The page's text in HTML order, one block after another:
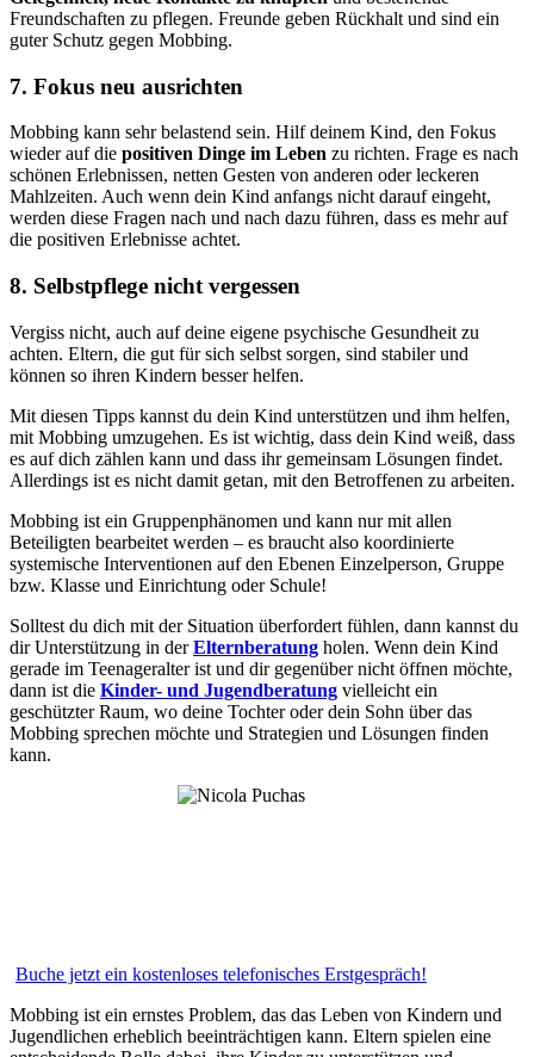
Freundschaften zu pflegen. Freunde geben Rückhalt und sind ein
guter Schutz gegen Mobbing.
7. Fokus neu ausrichten
Mobbing kann sehr belastend sein. Hilf deinem Kind, den Fokus
wieder auf die positiven Dinge im Leben zu richten. Frage es nach
schönen Erlebnissen, netten Gesten von anderen oder leckeren
Mahlzeiten. Auch wenn dein Kind anfangs nicht darauf eingeht,
werden diese Fragen nach und nach dazu führen, dass es mehr auf
die positiven Erlebnisse achtet.
8. Selbstpflege nicht vergessen
Vergiss nicht, auch auf deine eigene psychische Gesundheit zu
achten. Eltern, die gut für sich selbst sorgen, sind stabiler und
können so ihren Kindern besser helfen.
Mit diesen Tipps kannst du dein Kind unterstützen und ihm helfen,
mit Mobbing umzugehen. Es ist wichtig, dass dein Kind weiß, dass
es auf dich zählen kann und dass ihr gemeinsam Lösungen findet.
Allerdings ist es nicht damit getan, mit den Betroffenen zu arbeiten.
Mobbing ist ein Gruppenphänomen und kann nur mit allen
Beteiligten bearbeitet werden – es braucht also koordinierte
systemische Interventionen auf den Ebenen Einzelperson, Gruppe
bzw. Klasse und Einrichtung oder Schule!
Solltest du dich mit der Situation überfordert fühlen, dann kannst du
dir Unterstützung in derElternberatung holen. Wenn dein Kind
gerade im Teenageralter ist und dir gegenüber nicht öffnen möchte,
dann ist die Kinder- und Jugendberatung vielleicht ein
geschützter Raum, wo deine Tochter oder dein Sohn über das
Mobbing sprechen möchte und Strategien und Lösungen finden
kann.
Buche jetzt ein kostenloses telefonisches Erstgespräch!
Mobbing ist ein ernstes Problem, das das Leben von Kindern und
Jugendlichen erheblich beeinträchtigen kann. Eltern spielen eine